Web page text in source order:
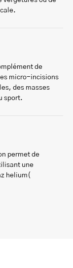
de
micro-incisions
des masses
sport.
permet de
une
helium(